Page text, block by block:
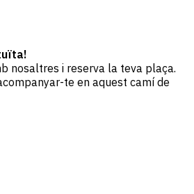
nosaltres i reserva la teva plaça.
te en aquest camí de